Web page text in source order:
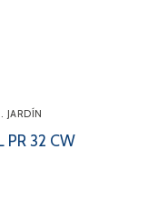
JARDÍN
PR 32 CW